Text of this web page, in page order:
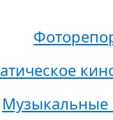
Музыкальные